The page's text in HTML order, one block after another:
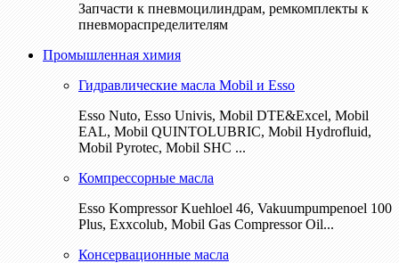
Запчасти к пневмоцилиндрам, ремкомплекты к
пневмораспределителям
Промышленная химия
Гидравлические масла Mobil и Esso
Esso Nuto, Esso Univis, Mobil DTE&Excel, Mobil
EAL, Mobil QUINTOLUBRIC, Mobil Hydrofluid,
Mobil Pyrotec, Mobil SHC ...
Компрессорные масла
Esso Kompressor Kuehloel 46, Vakuumpumpenoel 100
Plus, Exxcolub, Mobil Gas Compressor Oil...
Консервационные масла